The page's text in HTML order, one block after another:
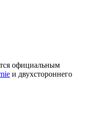
официальным
и двухстороннего